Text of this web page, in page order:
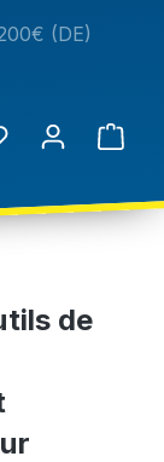
(DE)
de